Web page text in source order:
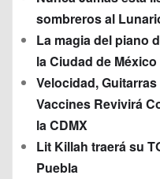
sombreros al
La magia del piano
la Ciudad de México
Velocidad, Guitarras
Vaccines Revivirá
la CDMX
Lit Killah traerá su
Puebla